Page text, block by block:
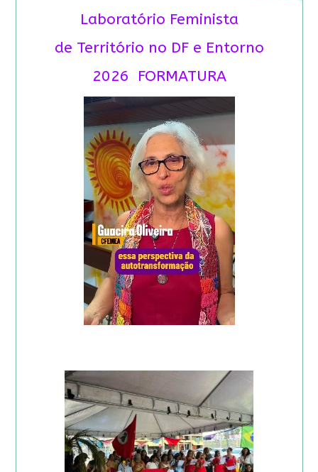
Laboratório Feminista
de Território no DF e Entorno
2026 FORMATURA